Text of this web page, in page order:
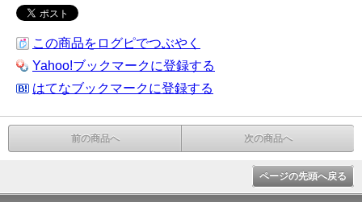
この商品をログピでつぶやく
Yahoo!ブックマークに登録する
はてなブックマークに登録する
前の商品へ 次の商品へ
ページの先頭へ戻る